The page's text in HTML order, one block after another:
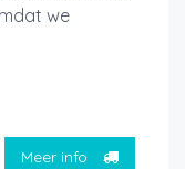
we
Meer info